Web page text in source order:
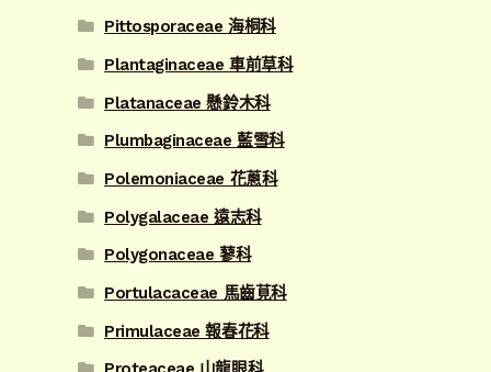
Pittosporaceae 海桐科
Plantaginaceae 車前草科
Platanaceae 懸鈴木科
Plumbaginaceae 藍雪科
Polemoniaceae 花蔥科
Polygalaceae 遠志科
Polygonaceae 蓼科
Portulacaceae 馬齒莧科
Primulaceae 報春花科